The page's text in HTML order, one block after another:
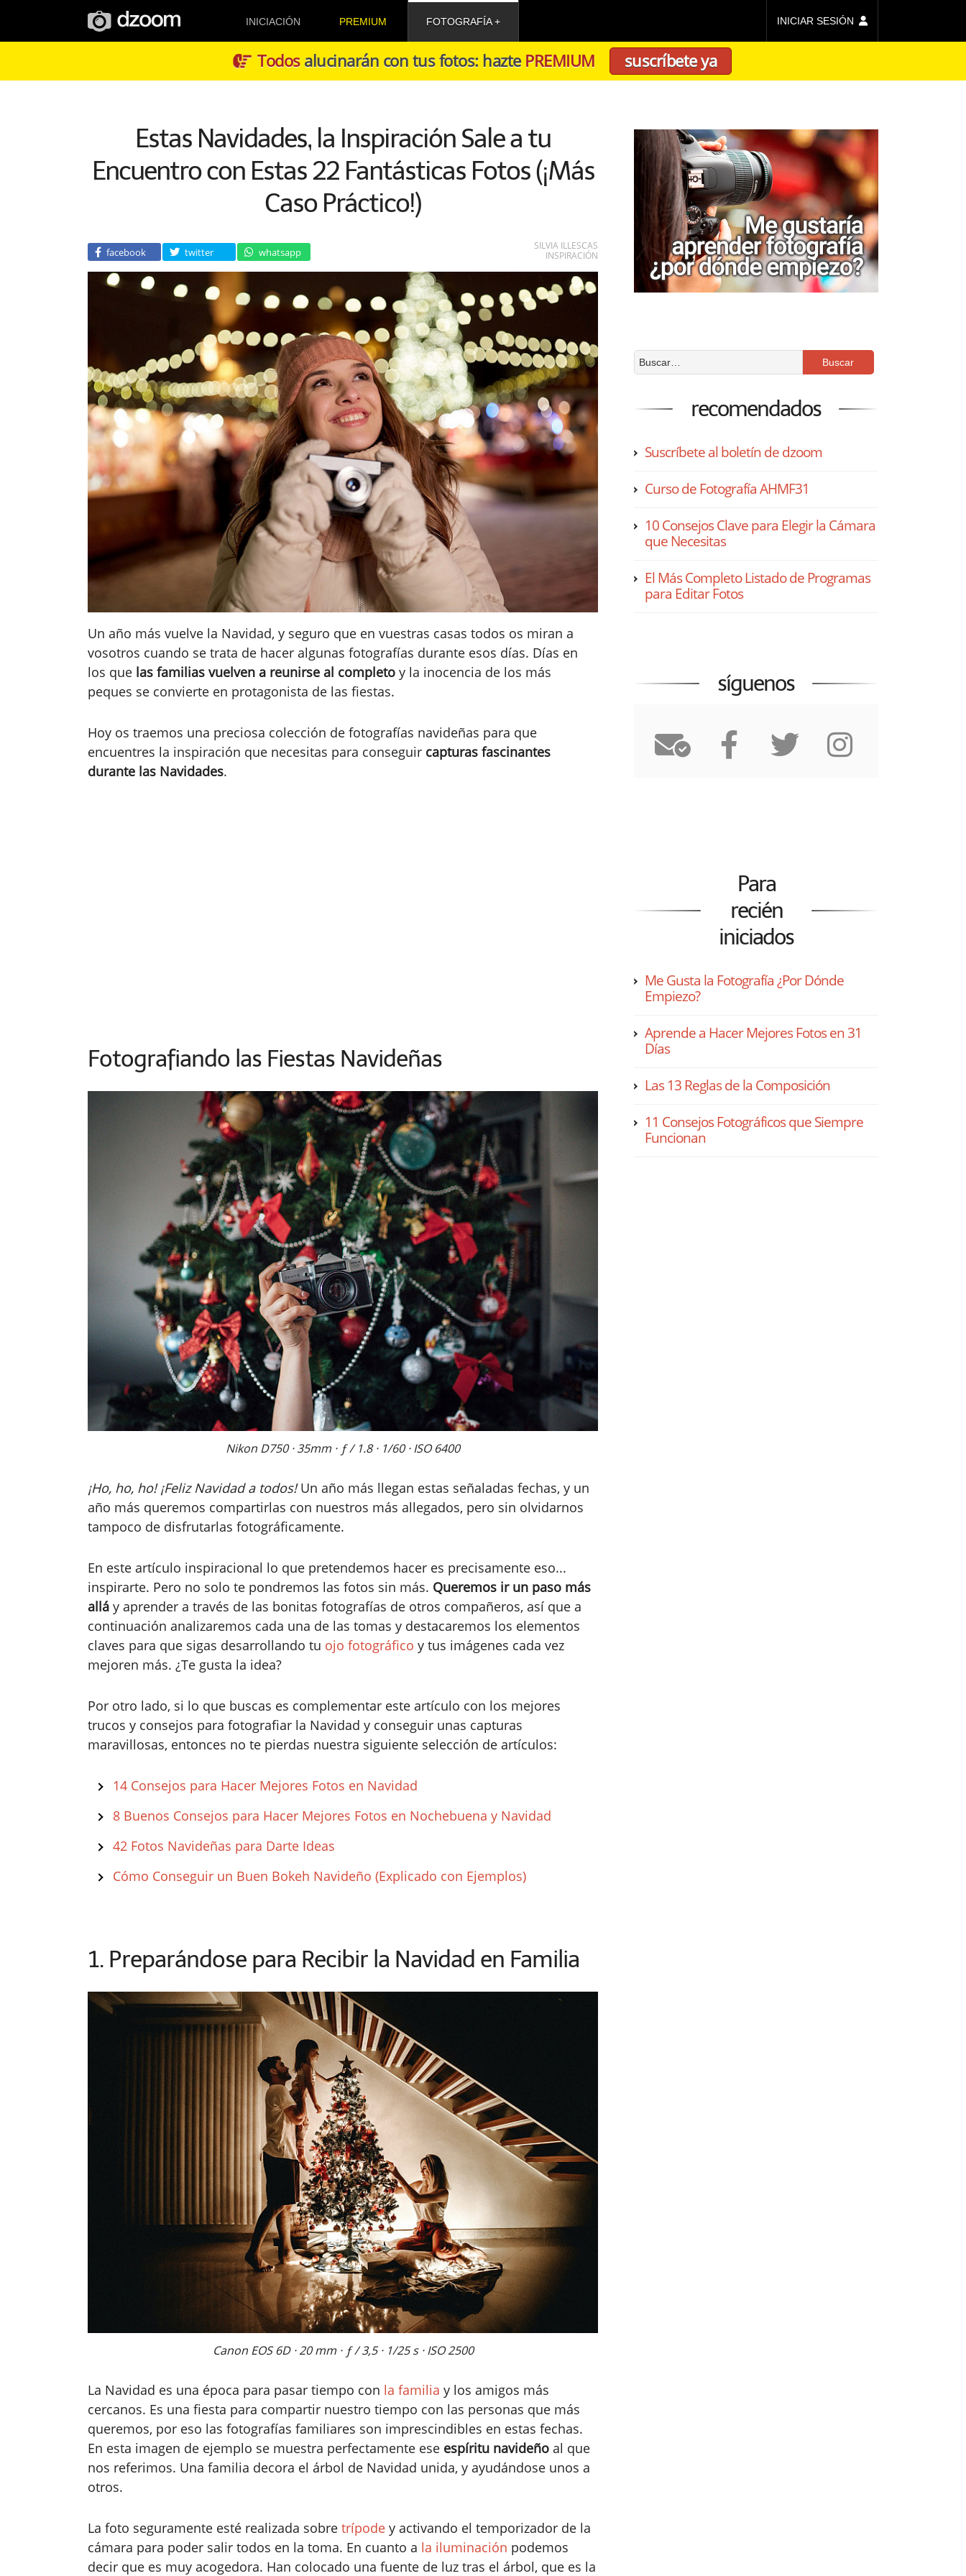
INICIACIÓN PREMIUM FOTOGRAFÍA INICIAR SESIÓN
Todosalucinarán con tus fotos: hazte PREMIUM suscríbete ya
Estas Navidades, la Inspiración Sale a tu
Encuentro con Estas 22 Fantásticas Fotos (¡Más
Caso Práctico!)
facebook twitter whatsapp
SILVIA ILLESCAS
INSPIRACIÓN
Un año más vuelve la Navidad, y seguro que en vuestras casas todos os miran a
vosotros cuando se trata de hacer algunas fotografías durante esos días. Días en
los que las familias vuelven a reunirse al completo y la inocencia de los más
peques se convierte en protagonista de las fiestas.
Hoy os traemos una preciosa colección de fotografías navideñas para que
encuentres la inspiración que necesitas para conseguir capturas fascinantes
durante las Navidades.
Fotografiando las Fiestas Navideñas
Nikon D750 · 35mm · ƒ / 1.8 · 1/60 · ISO 6400
¡Ho, ho, ho! ¡Feliz Navidad a todos!Un año más llegan estas señaladas fechas, y un
año más queremos compartirlas con nuestros más allegados, pero sin olvidarnos
tampoco de disfrutarlas fotográficamente.
En este artículo inspiracional lo que pretendemos hacer es precisamente eso...
inspirarte. Pero no solo te pondremos las fotos sin más. Queremos ir un paso más
allá y aprender a través de las bonitas fotografías de otros compañeros, así que a
continuación analizaremos cada una de las tomas y destacaremos los elementos
claves para que sigas desarrollando tu ojo fotográfico y tus imágenes cada vez
mejoren más. ¿Te gusta la idea?
Por otro lado, si lo que buscas es complementar este artículo con los mejores
trucos y consejos para fotografiar la Navidad y conseguir unas capturas
maravillosas, entonces no te pierdas nuestra siguiente selección de artículos:
14 Consejos para Hacer Mejores Fotos en Navidad
8 Buenos Consejos para Hacer Mejores Fotos en Nochebuena y Navidad
42 Fotos Navideñas para Darte Ideas
Cómo Conseguir un Buen Bokeh Navideño (Explicado con Ejemplos)
1. Preparándose para Recibir la Navidad en Familia
Canon EOS 6D · 20 mm · ƒ / 3,5 · 1/25 s · ISO 2500
La Navidad es una época para pasar tiempo con la familia y los amigos más
cercanos. Es una fiesta para compartir nuestro tiempo con las personas que más
queremos, por eso las fotografías familiares son imprescindibles en estas fechas.
En esta imagen de ejemplo se muestra perfectamente ese espíritu navideño al que
nos referimos. Una familia decora el árbol de Navidad unida, y ayudándose unos a
otros.
La foto seguramente esté realizada sobre trípode y activando el temporizador de la
cámara para poder salir todos en la toma. En cuanto a la iluminación podemos
decir que es muy acogedora. Han colocado una fuente de luz tras el árbol, que es la
recomendados
Suscríbete al boletín de dzoom
Curso de Fotografía AHMF31
10 Consejos Clave para Elegir la Cámara
que Necesitas
El Más Completo Listado de Programas
para Editar Fotos
síguenos
Para
recién
iniciados
Me Gusta la Fotografía ¿Por Dónde
Empiezo?
Aprende a Hacer Mejores Fotos en 31
Días
Las 13 Reglas de la Composición
11 Consejos Fotográficos que Siempre
Funcionan